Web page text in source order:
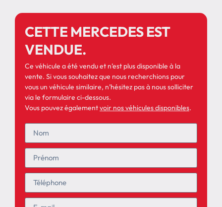
CETTE MERCEDES EST
VENDUE.
Ce véhicule a été vendu et n’est plus disponible à la
vente. Si vous souhaitez que nous recherchions pour
vous un véhicule similaire, n’hésitez pas à nous solliciter
via le formulaire ci-dessous.
Vous pouvez égalementvoir nos véhicules disponibles.